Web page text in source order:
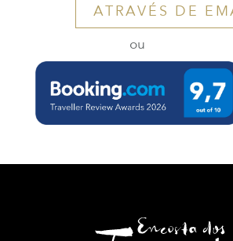
ATRAVÉS DE
ou